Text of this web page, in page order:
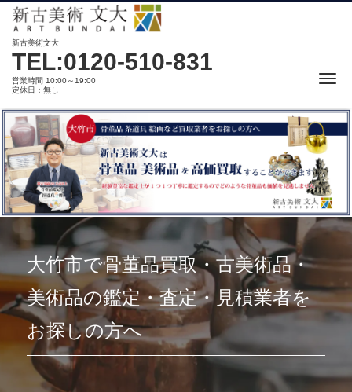
新古美術文大
TEL:0120-510-831
営業時間 10:00～19:00
定休日：無し
大竹市で骨董品買取・古美術品・
美術品の鑑定・査定・見積業者を
お探しの方へ